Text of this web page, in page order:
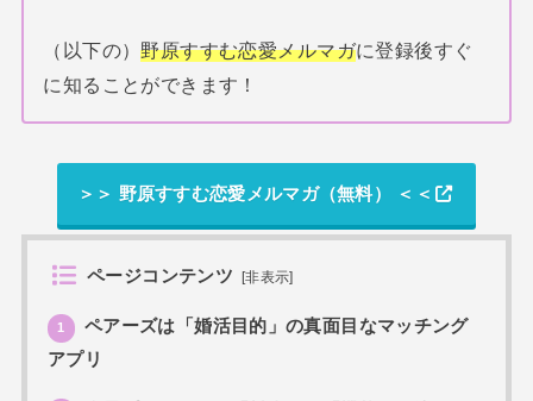
（以下の）野原すすむ恋愛メルマガに登録後すぐ
に知ることができます！
＞＞ 野原すすむ恋愛メルマガ（無料） ＜＜
ページコンテンツ [非表示]
1
ペアーズは「婚活目的」の真面目なマッチング
アプリ